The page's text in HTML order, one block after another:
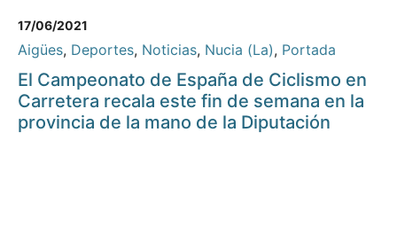
17/06/2021
Aigües, Deportes, Noticias, Nucia (La), Portada
El Campeonato de España de Ciclismo en
Carretera recala este fin de semana en la
provincia de la mano de la Diputación